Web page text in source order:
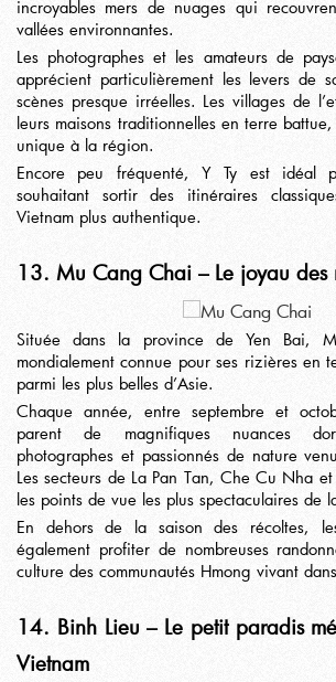
incroyables mers de nuages qui
vallées environnantes.
Les photographes et les amateurs de
apprécient particulièrement les levers de
scènes presque irréelles. Les villages de
leurs maisons traditionnelles en terre
unique à la région.
Encore peu fréquenté, Y Ty est idéal
souhaitant sortir des itinéraires
Vietnam plus authentique.
13. Mu Cang Chai – Le joyau des
Située dans la province de Yen Bai,
mondialement connue pour ses rizières en
parmi les plus belles d’Asie.
Chaque année, entre septembre et
parent de magnifiques nuances
photographes et passionnés de nature
Les secteurs de La Pan Tan, Che Cu Nha
les points de vue les plus spectaculaires de
En dehors de la saison des récoltes,
également profiter de nombreuses
culture des communautés Hmong vivant
14. Binh Lieu – Le petit paradis
Vietnam